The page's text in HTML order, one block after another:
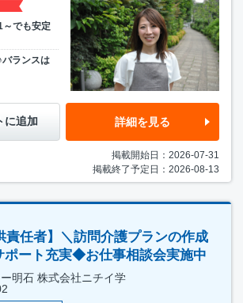
～でも安定
ランスは
に追加 詳細を見る
掲載開始日：2026-07-31
掲載終了予定日：2026-08-13
責任者】＼訪問介護プランの作成
ポート充実◆お仕事相談会実施中
明石 株式会社ニチイ学